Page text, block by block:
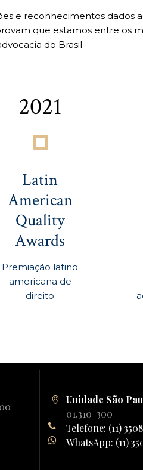
e reconhecimentos dados
que estamos entre os
do Brasil.
2021
Latin
American
Quality
Awards
Premiação latino
americana de
direito
Unidade São
01.310-300
Telefone: (11)
WhatsApp: (11)